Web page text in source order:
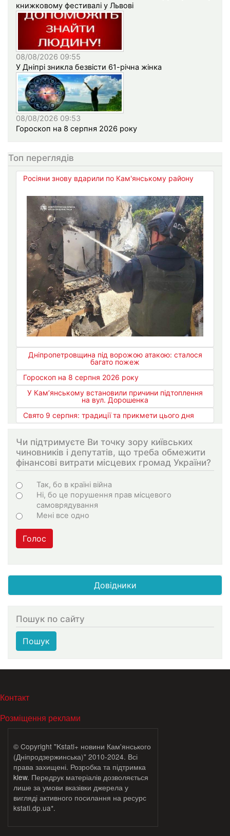
книжковому фестивалі у Львові
08/08/2026 09:55
У Дніпрі зникла безвісти 61-річна жінка
08/08/2026 09:53
Гороскоп на 8 серпня 2026 року
Топ переглядів
Росіяни знову вдарили по Кам'янському району
Дніпропетровщина під ворожою атакою: сталося
багато пожеж
Гороскоп на 8 серпня 2026 року
У Кам’янському встановили причини підтоплення
на вул. Дорошенка
Свято 9 серпня: традиції та прикмети цього дня
Чи підтримуєте Ви точку зору київських
чиновників і депутатів, що треба обмежити
фінансові витрати місцевих громад України?
Варіанти
Так, бо в країні війна
Ні, бо це порушення прав місцевого
самоврядування
Мені все одно
Голос
Довідники
Пошук по сайту
Пошук
МЕНЮ В ПОДВАЛЕ
Контакт
Розміщення реклами
© Copyright "Kstati+ новини Кам'янського
(Дніпродзержинська)" 2010-2024. Всі
права захищені. Розробка та підтримка
klew. Передрук матеріалів дозволяється
лише за умови вказівки джерела у
вигляді активного посилання на ресурс
kstati.dp.ua*.